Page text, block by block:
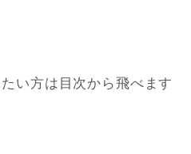
い方は目次から飛べます